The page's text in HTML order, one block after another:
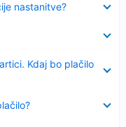
nastanitve?
Kdaj bo plačilo